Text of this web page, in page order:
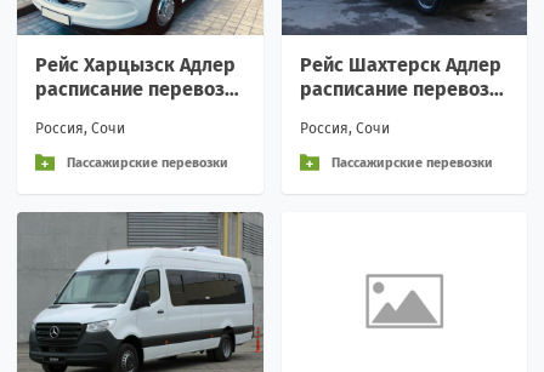
Рейс Харцызск Адлер
расписание перевозк
а Вежливое обращени
е
Россия, Сочи
Пассажирские перевозки
Рейс Шахтерск Адлер
расписание перевозк
а Вежливое обращени
е
Россия, Сочи
Пассажирские перевозки